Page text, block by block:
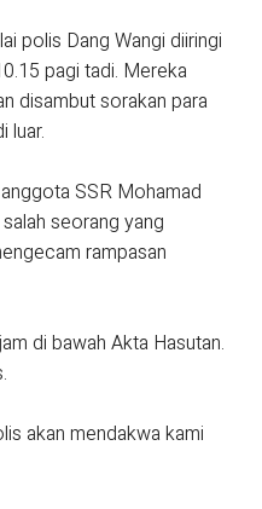
polis Dang Wangi diiringi
pagi tadi. Mereka
disambut sorakan para
luar.
SSR Mohamad
seorang yang
rampasan
di bawah Akta Hasutan.
akan mendakwa kami